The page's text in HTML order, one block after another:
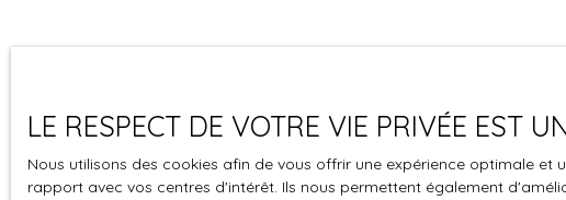
LE RESPECT DE VOTRE VIE PRIVÉE EST
Nous utilisons des cookies afin de vous offrir une expérience optimale
rapport avec vos centres d'intérêt. Ils nous permettent également